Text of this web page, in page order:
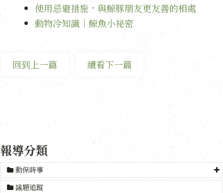
使用忌避措施，與鯨豚朋友更友善的相處
動物冷知識｜鯨魚小祕密
回到上一篇 續看下一篇
報導分類
動保時事
議題追蹤